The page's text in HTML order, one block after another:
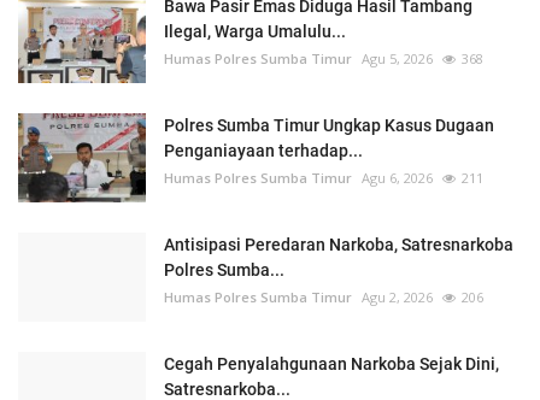
Bawa Pasir Emas Diduga Hasil Tambang
Ilegal, Warga Umalulu...
Humas Polres Sumba Timur Agu 5, 2026 368
Polres Sumba Timur Ungkap Kasus Dugaan
Penganiayaan terhadap...
Humas Polres Sumba Timur Agu 6, 2026 211
Antisipasi Peredaran Narkoba, Satresnarkoba
Polres Sumba...
Humas Polres Sumba Timur Agu 2, 2026 206
Cegah Penyalahgunaan Narkoba Sejak Dini,
Satresnarkoba...